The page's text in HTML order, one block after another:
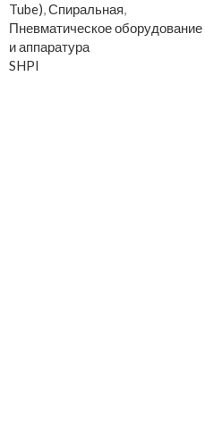
Tube),Спиральная,
Пневматическое оборудование
и аппаратура
SHPI